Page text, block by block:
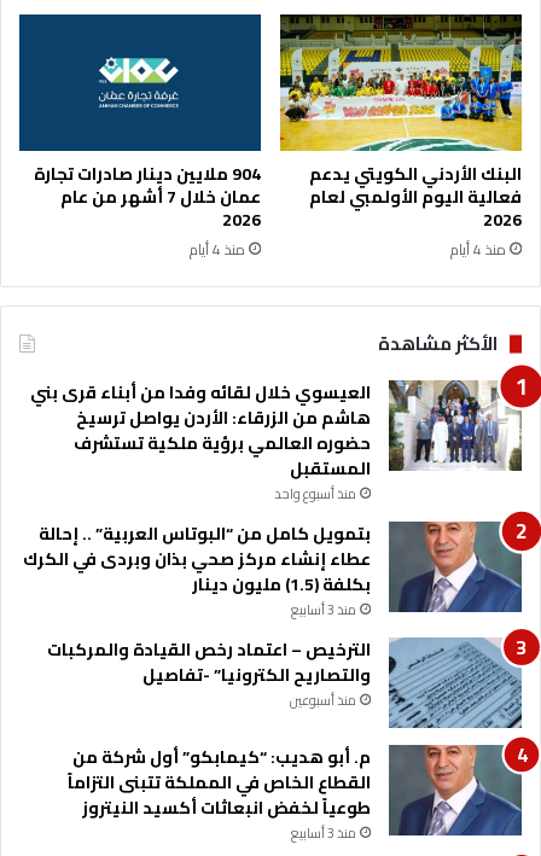
ر
ا
ر
ي
ة
ا
ع
ت
م
ا
ت
ص
ص
ا
ت
ج
ا
ع
ي
س
و
ق
ا
ل
م
ح
ل
ي
ة
البنك الأردني الكويتي يدعم
فعالية اليوم الأولمبي لعام
2026
منذ 4 أيام
904 ملايين دينار صادرات تجارة
عمان خلال 7 أشهر من عام
2026
منذ 4 أيام
الأكثر مشاهدة
العيسوي خلال لقائه وفدا من أبناء قرى بني
هاشم من الزرقاء: الأردن يواصل ترسيخ
حضوره العالمي برؤية ملكية تستشرف
المستقبل
منذ أسبوع واحد
بتمويل كامل من “البوتاس العربية” .. إحالة
عطاء إنشاء مركز صحي بذان وبردى في الكرك
بكلفة (1.5) مليون دينار
منذ 3 أسابيع
الترخيص – اعتماد رخص القيادة والمركبات
والتصاريح الكترونيا” -تفاصيل
منذ أسبوعين
م. أبو هديب: “كيمابكو” أول شركة من
القطاع الخاص في المملكة تتبنى التزاماً
طوعياً لخفض انبعاثات أكسيد النيتروز
منذ 3 أسابيع